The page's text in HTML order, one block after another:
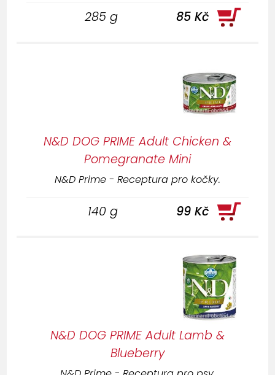
285 g 85 Kč
N&D DOG PRIME Adult Chicken &
Pomegranate Mini
N&D Prime - Receptura pro kočky.
140 g 99 Kč
N&D DOG PRIME Adult Lamb &
Blueberry